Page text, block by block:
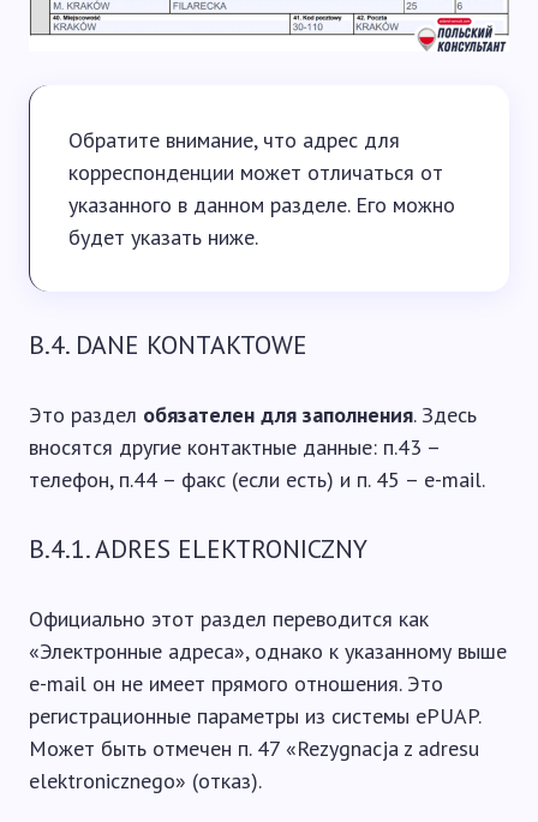
Обратите внимание, что адрес для
корреспонденции может отличаться от
указанного в данном разделе. Его можно
будет указать ниже.
B.4. DANE KONTAKTOWE
Это раздел обязателен для заполнения. Здесь
вносятся другие контактные данные: п.43 –
телефон, п.44 – факс (если есть) и п. 45 – e-mail.
B.4.1. ADRES ELEKTRONICZNY
Официально этот раздел переводится как
«Электронные адреса», однако к указанному выше
e-mail он не имеет прямого отношения. Это
регистрационные параметры из системы ePUAP.
Может быть отмечен п. 47 «Rezygnacja z adresu
elektronicznego» (отказ).